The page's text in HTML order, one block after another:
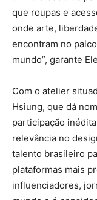
que roupas e
onde arte,
encontram no
mundo”, garante
Com o atelier
Hsiung, que dá
participação
relevância no
talento brasileiro
plataformas mais
influenciadores,